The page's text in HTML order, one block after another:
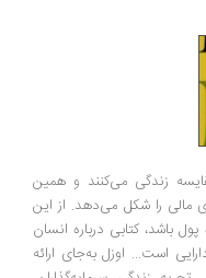
می‌کنند و همین
شکل می‌دهد. از این
کتابی درباره انسان
اوزل به‌جای ارائه